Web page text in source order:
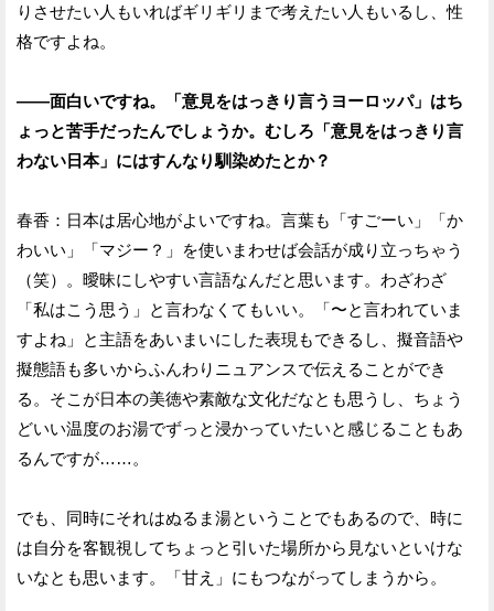
りさせたい人もいればギリギリまで考えたい人もいるし、性
格ですよね。
——面白いですね。「意見をはっきり言うヨーロッパ」はち
ょっと苦手だったんでしょうか。むしろ「意見をはっきり言
わない日本」にはすんなり馴染めたとか？
春香：日本は居心地がよいですね。言葉も「すごーい」「か
わいい」「マジー？」を使いまわせば会話が成り立っちゃう
（笑）。曖昧にしやすい言語なんだと思います。わざわざ
「私はこう思う」と言わなくてもいい。「〜と言われていま
すよね」と主語をあいまいにした表現もできるし、擬音語や
擬態語も多いからふんわりニュアンスで伝えることができ
る。そこが日本の美徳や素敵な文化だなとも思うし、ちょう
どいい温度のお湯でずっと浸かっていたいと感じることもあ
るんですが……。
でも、同時にそれはぬるま湯ということでもあるので、時に
は自分を客観視してちょっと引いた場所から見ないといけな
いなとも思います。「甘え」にもつながってしまうから。